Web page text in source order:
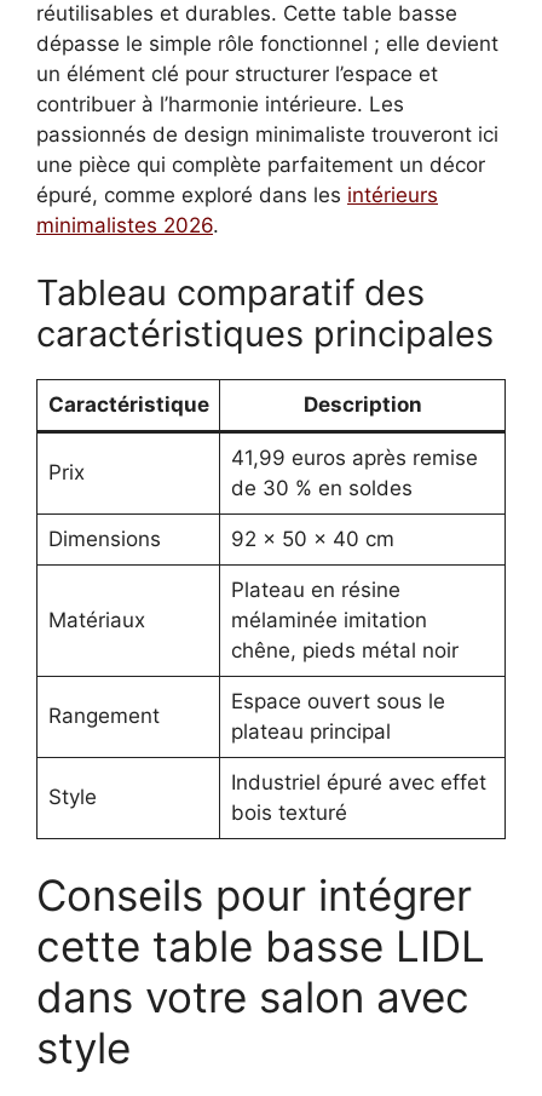
réutilisables et durables. Cette table basse
dépasse le simple rôle fonctionnel ; elle devient
un élément clé pour structurer l’espace et
contribuer à l’harmonie intérieure. Les
passionnés de design minimaliste trouveront ici
une pièce qui complète parfaitement un décor
épuré, comme exploré dans les intérieurs
minimalistes 2026.
Tableau comparatif des
caractéristiques principales
Caractéristique Description
Prix
41,99 euros après remise
de 30 % en soldes
Dimensions 92 x 50 x 40 cm
Matériaux
Plateau en résine
mélaminée imitation
chêne, pieds métal noir
Rangement
Espace ouvert sous le
plateau principal
Style
Industriel épuré avec effet
bois texturé
Conseils pour intégrer
cette table basse LIDL
dans votre salon avec
style